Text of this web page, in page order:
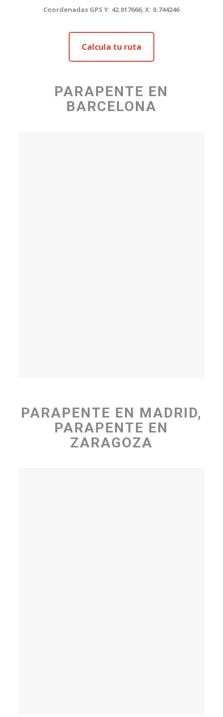
Coordenadas GPS Y: 42.017666, X: 0.744246
Calcula tu ruta
PARAPENTE EN
BARCELONA
PARAPENTE EN MADRID,
PARAPENTE EN
ZARAGOZA